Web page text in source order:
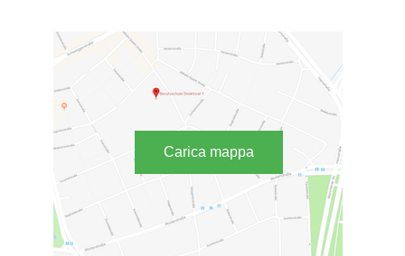
Carica mappa